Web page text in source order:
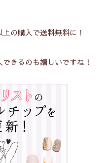
の購入で送料無料に！
きるのも嬉しいですね！